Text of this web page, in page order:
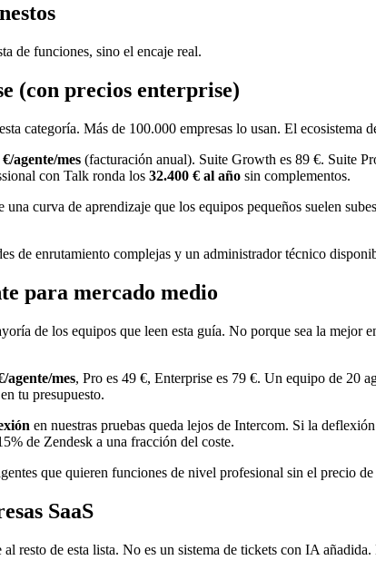
de funciones, sino el encaje real.
(con precios enterprise)
categoría. Más de 100.000 empresas lo usan. El
agente/mes (facturación anual). Suite Growth es 89 €. Suite
con Talk ronda los 32.400 € al año sin complementos.
curva de aprendizaje que los equipos pequeños suelen
de enrutamiento complejas y un administrador técnico
para mercado medio
de los equipos que leen esta guía. No porque sea la
agente/mes, Pro es 49 €, Enterprise es 79 €. Un equipo de 20
tu presupuesto.
en nuestras pruebas queda lejos de Intercom. Si la
de Zendesk a una fracción del coste.
que quieren funciones de nivel profesional sin el precio
SaaS
resto de esta lista. No es un sistema de tickets con IA